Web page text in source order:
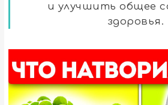
и улучшить общее
здоровья.